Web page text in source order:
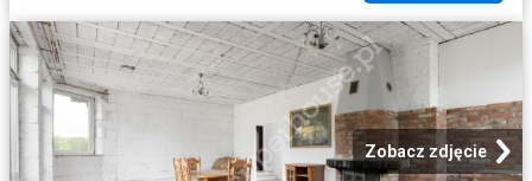
Zobacz zdjęcie